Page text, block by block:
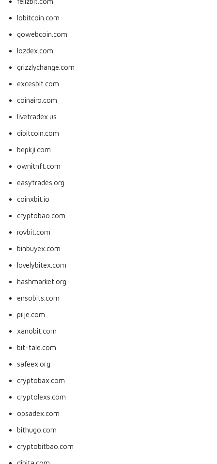
lobitcoin.com
gowebcoin.com
lozdex.com
grizzlychange.com
excesbit.com
coinairo.com
livetradex.us
dibitcoin.com
bepkji.com
ownitnft.com
easytrades.org
coinxbit.io
cryptobao.com
rovbit.com
binbuyex.com
lovelybitex.com
hashmarket.org
ensobits.com
pilje.com
xanobit.com
bit-tale.com
safeex.org
cryptobax.com
cryptolexs.com
opsadex.com
bithugo.com
cryptobitbao.com